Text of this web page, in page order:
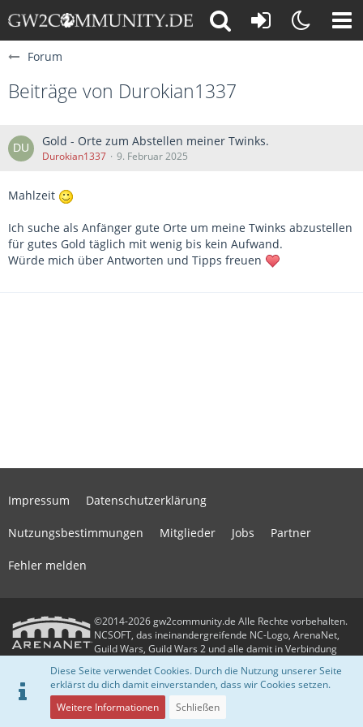
Forum
Beiträge von Durokian1337
Gold - Orte zum Abstellen meiner Twinks.
Durokian1337 9. Februar 2025
Mahlzeit
Ich suche als Anfänger gute Orte um meine Twinks abzustellen
für gutes Gold täglich mit wenig bis kein Aufwand.
Würde mich über Antworten und Tipps freuen
Impressum Datenschutzerklärung
Nutzungsbestimmungen Mitglieder Jobs Partner
Fehler melden
©2014-2026 gw2community.de Alle Rechte vorbehalten.
NCSOFT, das ineinandergreifende NC-Logo, ArenaNet,
Guild Wars, Guild Wars 2 und alle damit in Verbindung
Warenzeichen der NCSOFT Corporation. Alle anderen Warenzeichen oder
eingetragenen Warenzeichen sind das Eigentum ihrer jeweiligen Besitzer.
Community-Software:WoltLab Suite™
Diese Seite verwendet Cookies. Durch die Nutzung unserer Seite
erklärst du dich damit einverstanden, dass wir Cookies setzen.
Weitere Informationen
Schließen